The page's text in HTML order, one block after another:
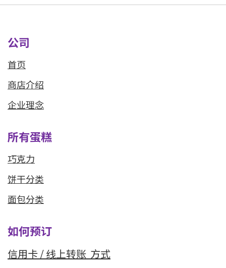
公司
首页
商店介绍
企业理念
所有蛋糕
巧克力
饼干分类
面包分类
如何预订
信用卡 / 线上转账 方式